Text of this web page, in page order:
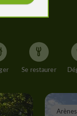
Se restaurer
Arènes